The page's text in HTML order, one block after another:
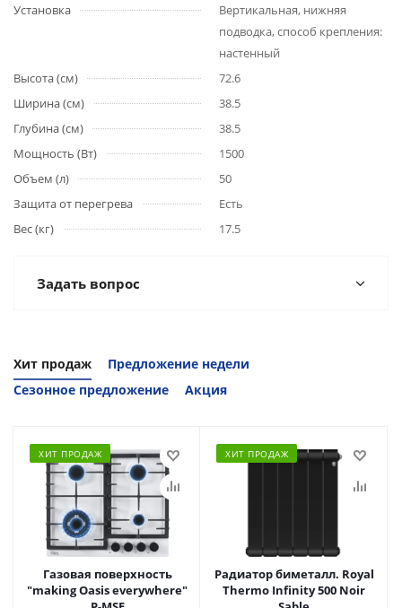
Установка
Вертикальная, нижняя
подводка, способ крепления:
настенный
Высота (см)
72.6
Ширина (см)
38.5
Глубина (см)
38.5
Мощность (Вт)
1500
Объем (л)
50
Защита от перегрева
Есть
Вес (кг)
17.5
Задать вопрос
Хит продаж
Предложение недели
Сезонное предложение
Акция
ХИТ ПРОДАЖ
Газовая поверхность
"making Oasis everywhere"
ХИТ ПРОДАЖ
Радиатор биметалл. Royal
Thermo Infinity 500 Noir